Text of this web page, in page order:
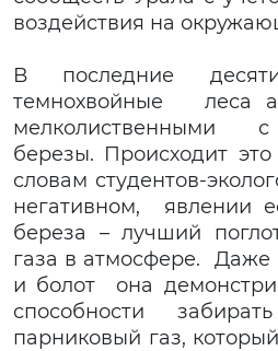
воздействия на
В последние
темнохвойные леса
мелколиственными
березы. Происходит
словам студентов-
негативном, явлении
береза – лучший
газа в атмосфере. Даже
и болот она
способности
парниковый газ,